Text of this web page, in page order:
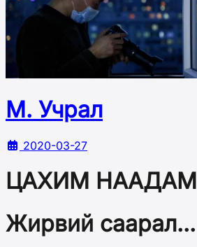
М. Учрал
2020-03-27
ЦАХИМ НААДАМ
Жирвий саарал...